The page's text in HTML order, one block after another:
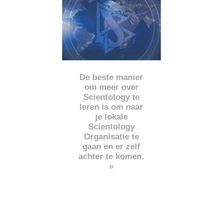
De beste manier
om meer over
Scientology te
leren is om naar
je lokale
Scientology
Organisatie te
gaan en er zelf
achter te komen.
»